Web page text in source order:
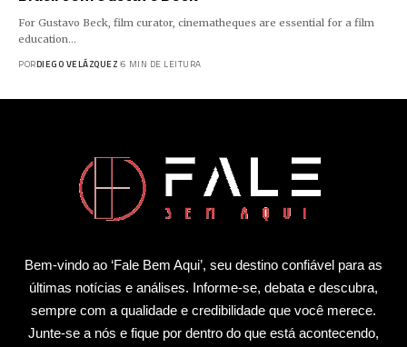
For Gustavo Beck, film curator, cinematheques are essential for a film
education…
PORDIEGO VELÁZQUEZ 6 MIN DE LEITURA
Bem-vindo ao ‘Fale Bem Aqui’, seu destino confiável para as
últimas notícias e análises. Informe-se, debata e descubra,
sempre com a qualidade e credibilidade que você merece.
Junte-se a nós e fique por dentro do que está acontecendo,